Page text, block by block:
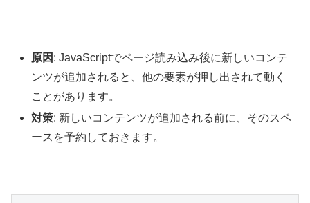
原因 : JavaScriptでページ読み込み後に新しいコンテ
ンツが追加されると、他の要素が押し出されて動く
ことがあります。
対策: 新しいコンテンツが追加される前に、そのスペ
ースを予約しておきます。